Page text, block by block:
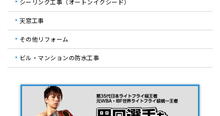
天窓工事
その他リフォーム
ビル・マンションの防水工事